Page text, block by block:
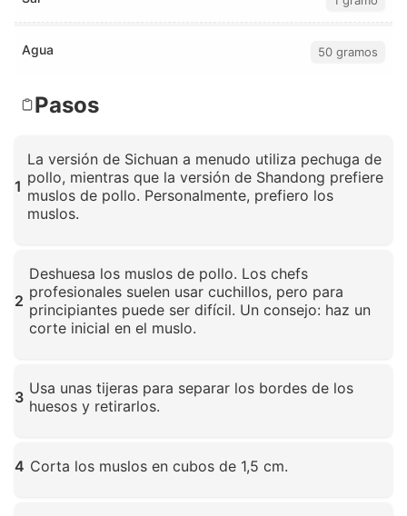
Agua 50 gramos
Pasos
1
La versión de Sichuan a menudo utiliza pechuga de
pollo, mientras que la versión de Shandong prefiere
muslos de pollo. Personalmente, prefiero los
muslos.
2
Deshuesa los muslos de pollo. Los chefs
profesionales suelen usar cuchillos, pero para
principiantes puede ser difícil. Un consejo: haz un
corte inicial en el muslo.
3 Usa unas tijeras para separar los bordes de los
huesos y retirarlos.
4 Corta los muslos en cubos de 1,5 cm.